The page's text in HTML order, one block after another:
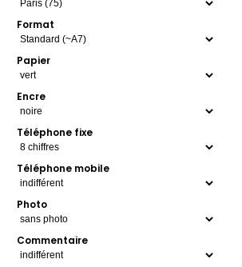
Format
Papier
Encre
Téléphone fixe
Téléphone mobile
Photo
Commentaire